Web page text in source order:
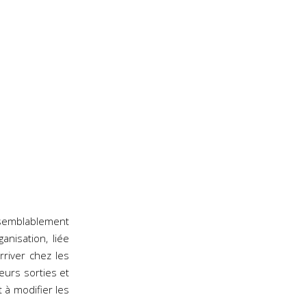
liée
chez les
sorties et
à modifier les